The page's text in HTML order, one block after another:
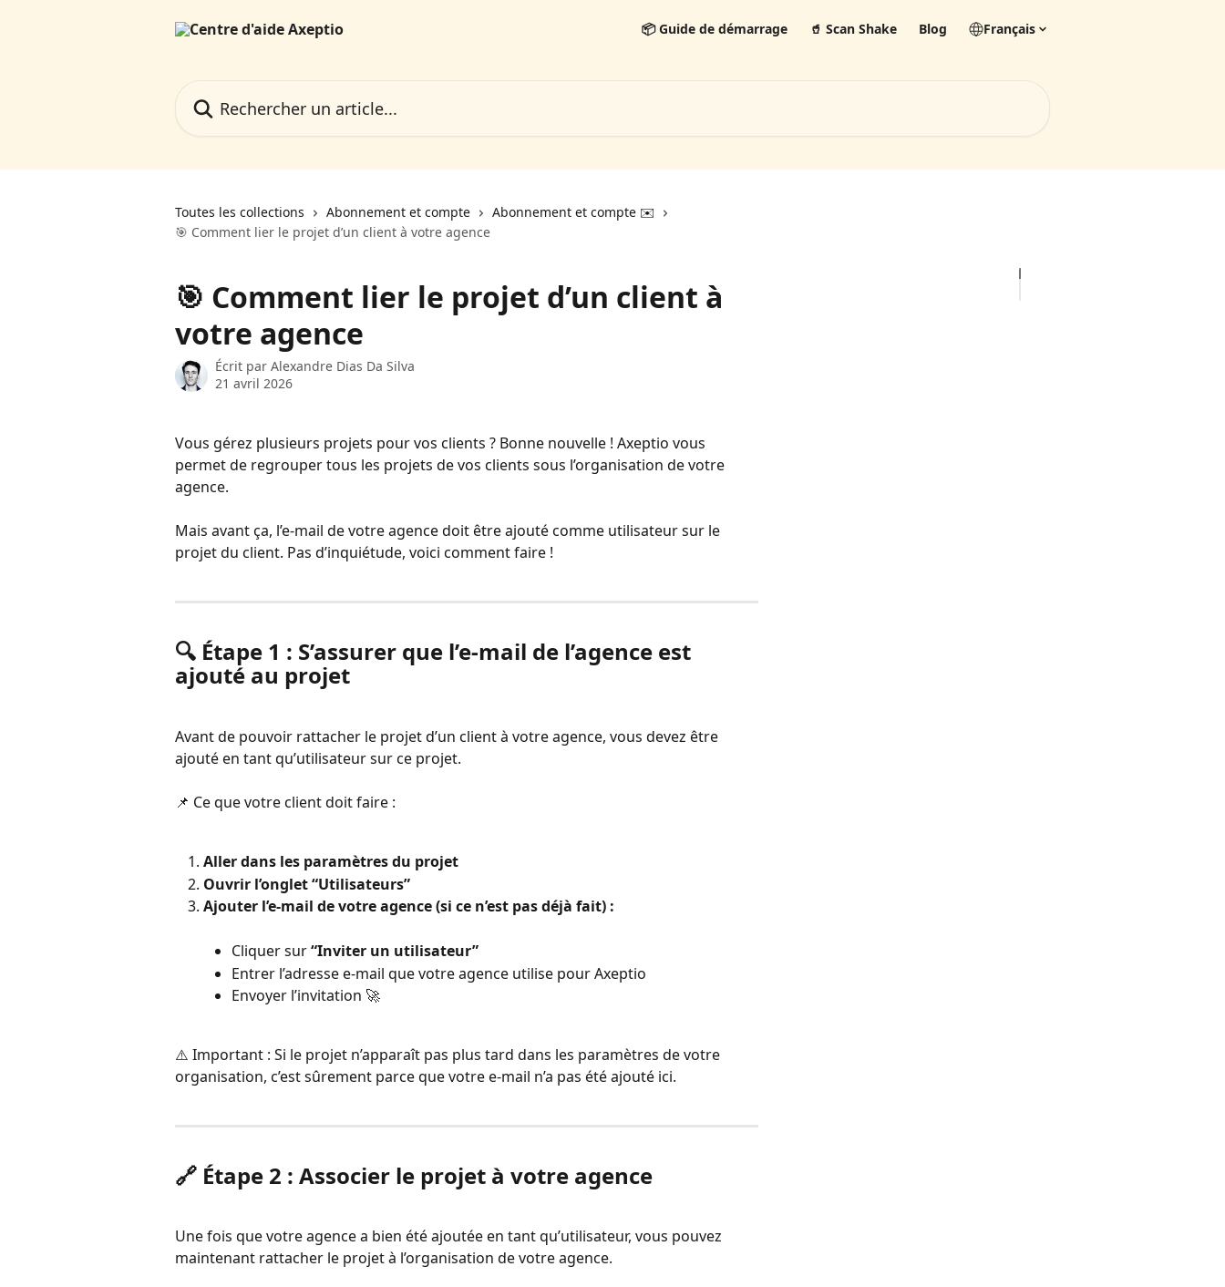
📦 Guide de démarrage 🥤 Scan Shake Blog Français
Toutes les collections Abonnement et compte
Abonnement et compte ✉️
🎯 Comment lier le projet d’un client à votre agence
🎯 Comment lier le projet d’un client à
votre agence
Écrit par Alexandre Dias Da Silva
21 avril 2026
Vous gérez plusieurs projets pour vos clients ? Bonne nouvelle ! Axeptio vous
permet de regrouper tous les projets de vos clients sous l’organisation de votre
agence.
Mais avant ça, l’e-mail de votre agence doit être ajouté comme utilisateur sur le
projet du client. Pas d’inquiétude, voici comment faire !
🔍 Étape 1 : S’assurer que l’e-mail de l’agence est
ajouté au projet
Avant de pouvoir rattacher le projet d’un client à votre agence, vous devez être
ajouté en tant qu’utilisateur sur ce projet.
📌 Ce que votre client doit faire :
Aller dans les paramètres du projet
Ouvrir l’onglet “Utilisateurs”
Ajouter l’e-mail de votre agence (si ce n’est pas déjà fait) :
Cliquer sur “Inviter un utilisateur”
Entrer l’adresse e-mail que votre agence utilise pour Axeptio
Envoyer l’invitation 🚀
⚠️ Important : Si le projet n’apparaît pas plus tard dans les paramètres de votre
organisation, c’est sûrement parce que votre e-mail n’a pas été ajouté ici.
🔗 Étape 2 : Associer le projet à votre agence
Une fois que votre agence a bien été ajoutée en tant qu’utilisateur, vous pouvez
maintenant rattacher le projet à l’organisation de votre agence.